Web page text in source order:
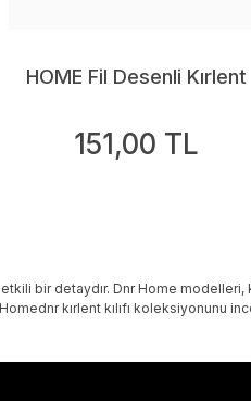
HOME Fil Desenli Kırlent
151,00 TL
bir detaydır. Dnr Home
kırlent kılıfı koleksiyonunu